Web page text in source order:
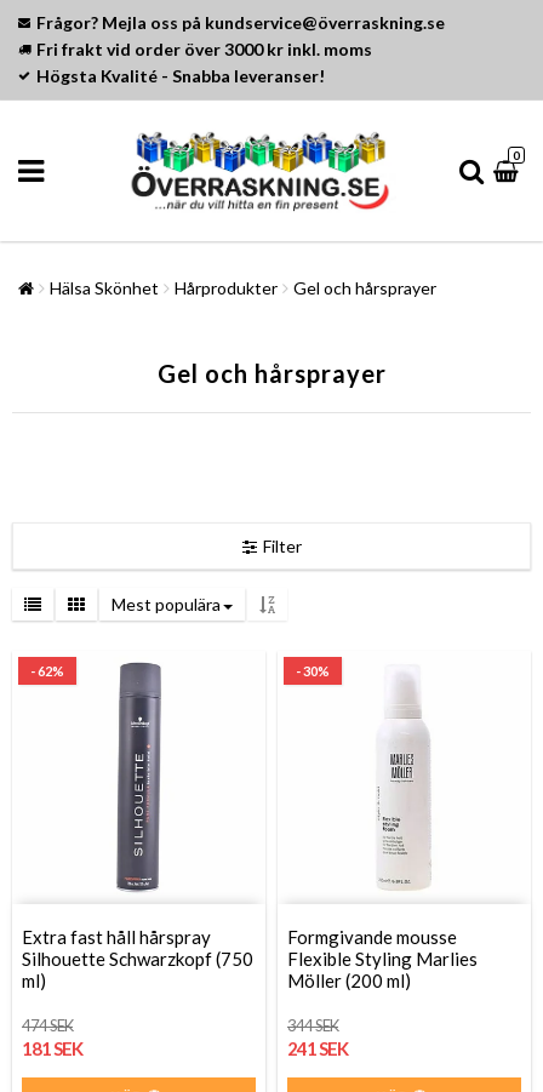
Frågor? Mejla oss på kundservice@överraskning.se
Fri frakt vid order över 3000 kr inkl. moms
Högsta Kvalité - Snabba leveranser!
0
Hälsa Skönhet Hårprodukter Gel och hårsprayer
Gel och hårsprayer
Filter
Mest populära
- 62%
Extra fast håll hårspray
Silhouette Schwarzkopf (750
ml)
474 SEK
181 SEK
- 30%
Formgivande mousse
Flexible Styling Marlies
Möller (200 ml)
344 SEK
241 SEK